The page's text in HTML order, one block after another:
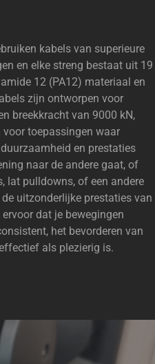
kabels van superieure
en elke streng bestaat uit 19
12 (PA12) materiaal en
zijn ontworpen voor
breekkracht van 9000 kN,
voor toepassingen waar
en prestaties
naar de andere gaat, of
lat pulldowns, of een andere
uitzonderlijke prestaties van
dat je bewegingen
het bevorderen van
als plezierig is.